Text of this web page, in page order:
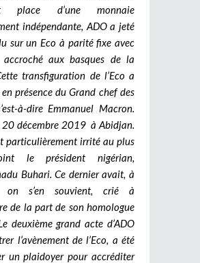
d’une monnaie
indépendante, ADO a jeté
sur un Eco à parité fixe avec
accroché aux basques de la
transfiguration de l’Eco a
présence du Grand chef des
à-dire Emmanuel Macron.
20 décembre 2019 à Abidjan.
particulièrement irrité au plus
le président nigérian,
Buhari. Ce dernier avait, à
on s’en souvient, crié à
de la part de son homologue
deuxième grand acte d’ADO
l’avènement de l’Eco, a été
un plaidoyer pour accréditer